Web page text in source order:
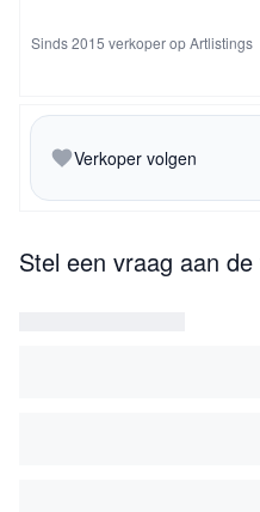
Sinds 2015 verkoper op Artlistings
Verkoper volgen
Stel een vraag aan